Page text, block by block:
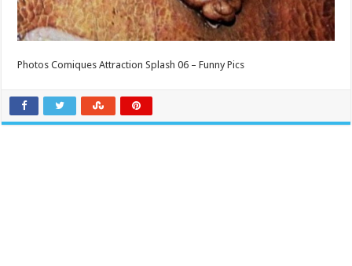
Photos Comiques Attraction Splash 06 – Funny Pics